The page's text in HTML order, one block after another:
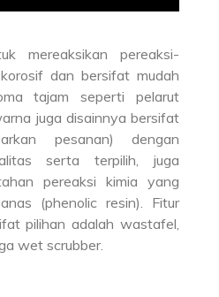
mereaksikan pereaksi-
dan bersifat mudah
tajam seperti pelarut
juga disainnya bersifat
pesanan) dengan
serta terpilih, juga
pereaksi kimia yang
(phenolic resin). Fitur
pilihan adalah wastafel,
wet scrubber.